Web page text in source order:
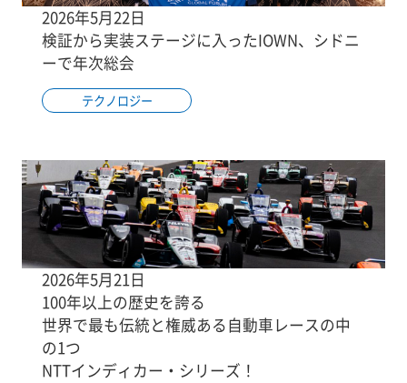
2026年5月22日
検証から実装ステージに入ったIOWN、シドニ
ーで年次総会
テクノロジー
2026年5月21日
100年以上の歴史を誇る
世界で最も伝統と権威ある自動車レースの中
の1つ
NTTインディカー・シリーズ！